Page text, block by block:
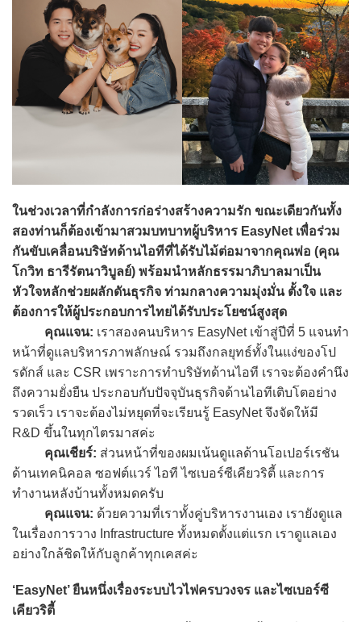
ในช่วงเวลาที่กำลังการก่อร่างสร้างความรัก ขณะเดียวกันทั้ง
สองท่านก็ต้องเข้ามาสวมบทบาทผู้บริหาร EasyNet เพื่อร่วม
กันขับเคลื่อนบริษัทด้านไอทีที่ได้รับไม้ต่อมาจากคุณพ่อ (คุณ
โกวิท ธารีรัตนาวิบูลย์) พร้อมนำหลักธรรมาภิบาลมาเป็น
หัวใจหลักช่วยผลักดันธุรกิจ ท่ามกลางความมุ่งมั่น ตั้งใจ และ
ต้องการให้ผู้ประกอบการไทยได้รับประโยชน์สูงสุด
คุณแจน: เราสองคนบริหาร EasyNet เข้าสู่ปีที่ 5 แจนทำ
หน้าที่ดูแลบริหารภาพลักษณ์ รวมถึงกลยุทธ์ทั้งในแง่ของโป
รดักส์ และ CSR เพราะการทำบริษัทด้านไอที เราจะต้องคำนึง
ถึงความยั่งยืน ประกอบกับปัจจุบันธุรกิจด้านไอทีเติบโตอย่าง
รวดเร็ว เราจะต้องไม่หยุดที่จะเรียนรู้ EasyNet จึงจัดให้มี
R&D ขึ้นในทุกไตรมาสค่ะ
คุณเชียร์: ส่วนหน้าที่ของผมเน้นดูแลด้านโอเปอร์เรชัน
ด้านเทคนิคอล ซอฟต์แวร์ ไอที ไซเบอร์ซีเคียวริตี้ และการ
ทำงานหลังบ้านทั้งหมดครับ
คุณแจน: ด้วยความที่เราทั้งคู่บริหารงานเอง เรายังดูแล
ในเรื่องการวาง Infrastructure ทั้งหมดตั้งแต่แรก เราดูแลเอง
อย่างใกล้ชิดให้กับลูกค้าทุกเคสค่ะ
‘EasyNet’ ยืนหนึ่งเรื่องระบบไวไฟครบวงจร และไซเบอร์ซี
เคียวริตี้